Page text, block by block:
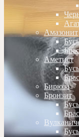
Амазонит
Аметист
Бирюза
Бронзит